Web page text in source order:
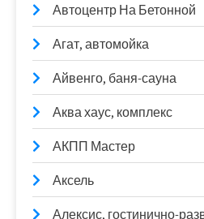
Автоцентр На Бетонной
Агат, автомойка
Айвенго, баня-сауна
Аква хаус, комплекс
АКПП Мастер
Аксель
Алексис, гостинично-